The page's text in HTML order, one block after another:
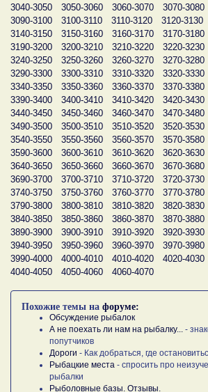
3040-3050
3050-3060 3060-3070 3070-3080
3090-3100
3100-3110 3110-3120 3120-3130
3140-3150
3150-3160 3160-3170 3170-3180
3190-3200
3200-3210 3210-3220 3220-3230
3240-3250
3250-3260 3260-3270 3270-3280
3290-3300
3300-3310 3310-3320 3320-3330
3340-3350
3350-3360 3360-3370 3370-3380
3390-3400
3400-3410 3410-3420 3420-3430
3440-3450
3450-3460 3460-3470 3470-3480
3490-3500
3500-3510 3510-3520 3520-3530
3540-3550
3550-3560 3560-3570 3570-3580
3590-3600
3600-3610 3610-3620 3620-3630
3640-3650
3650-3660 3660-3670 3670-3680
3690-3700
3700-3710 3710-3720 3720-3730
3740-3750
3750-3760 3760-3770 3770-3780
3790-3800
3800-3810 3810-3820 3820-3830
3840-3850
3850-3860 3860-3870 3870-3880
3890-3900
3900-3910 3910-3920 3920-3930
3940-3950
3950-3960 3960-3970 3970-3980
3990-4000
4000-4010 4010-4020 4020-4030
4040-4050
4050-4060 4060-4070
Похожие темы на форуме:
Обсуждение рыбалок
А не поехать ли нам на рыбалку...
-
попутчиков
Дороги - Как добраться, где
Рыбацкие места - спросить про
рыбалки
Рыболовные базы. Отзывы.